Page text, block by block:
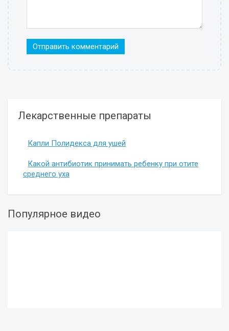
Лекарственные препараты
Капли Полидекса для ушей
Какой антибиотик принимать ребенку при отите
среднего уха
Популярное видео